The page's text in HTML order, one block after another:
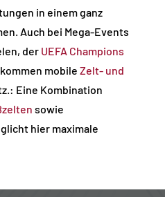
in einem ganz
Auch bei Mega-Events
der UEFA Champions
kommen mobile Zelt- und
Eine Kombination
sowie
hier maximale